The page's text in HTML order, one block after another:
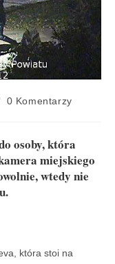
0 Komentarzy
osoby, która
miejskiego
wtedy nie
która stoi na